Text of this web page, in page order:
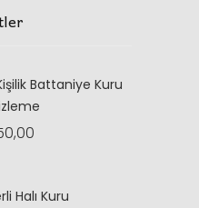
Battaniye Kuru
Halı Kuru